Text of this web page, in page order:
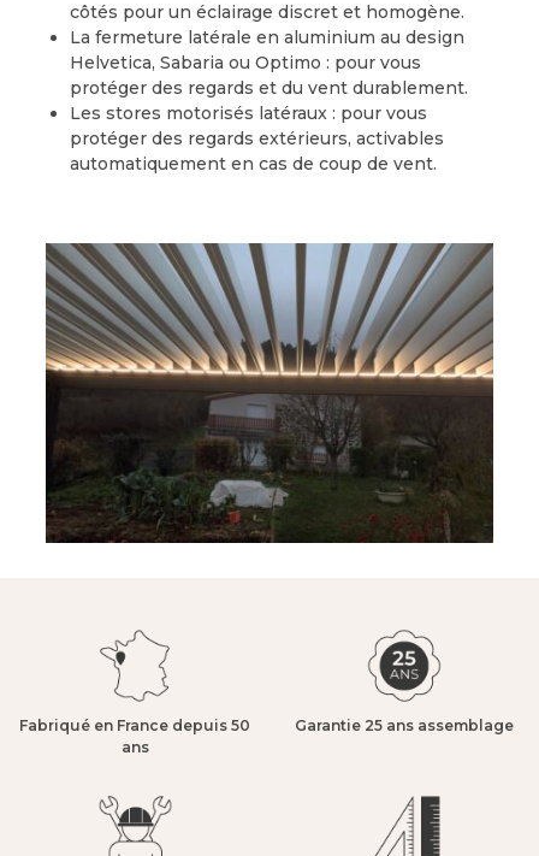
côtés pour un éclairage discret et homogène.
La fermeture latérale en aluminium au design
Helvetica, Sabaria ou Optimo : pour vous
protéger des regards et du vent durablement.
Les stores motorisés latéraux : pour vous
protéger des regards extérieurs, activables
automatiquement en cas de coup de vent.
Fabriqué en France depuis 50
ans​
Garantie 25 ans assemblage​